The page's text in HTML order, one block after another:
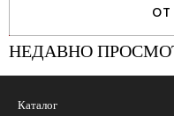
НЕДАВНО
Каталог